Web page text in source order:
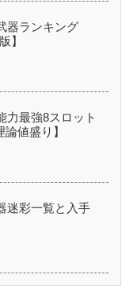
器ランキング
】
力最強8スロット
値盛り】
迷彩一覧と入手